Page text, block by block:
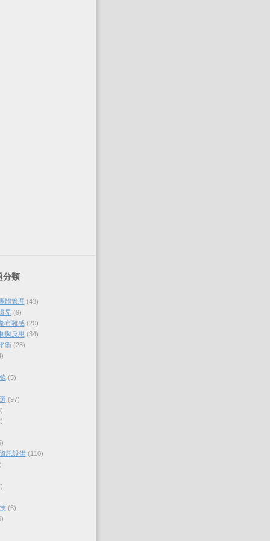
分類
體管理 (43)
界 (9)
市雜感 (20)
與反思 (34)
衡 (28)
(5)
(97)
訊設備 (110)
(6)